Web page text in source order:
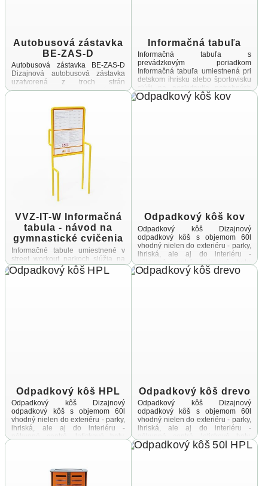
Autobusová zástavka
BE-ZAS-D
Autobusová zástavka BE-ZAS-D
Dizajnová autobusová zástavka
uzatvorená z troch strán
Konštrukcia je vyrobená zo
spojovací materiál a úchyty sú
Informačná tabuľa
Informačná tabuľa s
prevádzkovým poriadkom
Informačná tabuľa umiestnená pri
detskom ihrisku alebo športovisku
slúži na poskytnutie potrebných
informácií návštevníkom týchto
priestorov Cieľom tejto
VVZ-IT-W Informačná
tabula - návod na
gymnastické cvičenia
Informačné tabule umiestnené v
street workout parkoch slúžia na
poskytovanie potrebných
informácií užívateľomSúčasťou
Odpadkový kôš kov
Odpadkový kôš Dizajnový
odpadkový kôš s objemom 60l
vhodný nielen do exteriéru - parky,
ihriská, ale aj do interiéru -
vstupné ...
Odpadkový kôš HPL
Odpadkový kôš Dizajnový
odpadkový kôš s objemom 60l
vhodný nielen do exteriéru - parky,
ihriská, ale aj do interiéru -
nákupné centrá, letiskové haly,
Odpadkový kôš drevo
Odpadkový kôš Dizajnový
odpadkový kôš s objemom 60l
vhodný nielen do exteriéru - parky,
ihriská, ale aj do interiéru -
nákupné centrá, letiskové haly,
vstupné ...